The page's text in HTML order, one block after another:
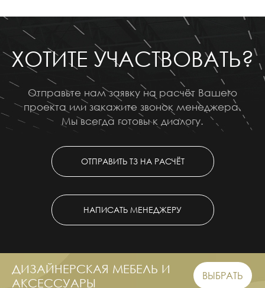
ХОТИТЕ УЧАСТВОВАТЬ?
Отправьте нам заявку на расчёт Вашего
проекта или закажите звонок менеджера.
Мы всегда готовы к диалогу.
ОТПРАВИТЬ ТЗ НА РАСЧЁТ
НАПИСАТЬ МЕНЕДЖЕРУ
ДИЗАЙНЕРСКАЯ МЕБЕЛЬ И
АКСЕССУАРЫ
ВЫБРАТЬ